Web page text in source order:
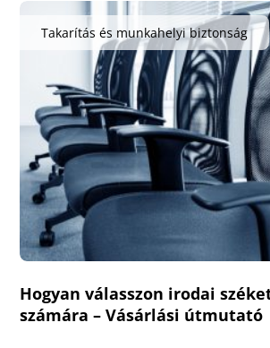
Takarítás és munkahelyi biztonság
Hogyan válasszon irodai
számára – Vásárlási útmutató